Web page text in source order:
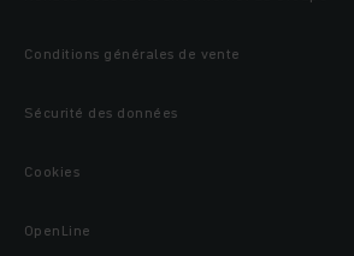
Conditions générales de vente
Sécurité des données
Cookies
OpenLine